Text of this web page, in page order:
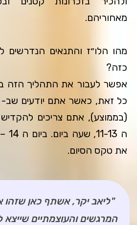
מאחוריהם.
מהו הלו״ז והתנאים הנדרשים
כזה?
אפשר לעבור את התהליך הזה
(בממוצע), אתם צריכים להקדיש
את טקס הסיום.
"ליאב יקר, אשתף כאן שזהו
המרגשים והעוצמתיים שייצא